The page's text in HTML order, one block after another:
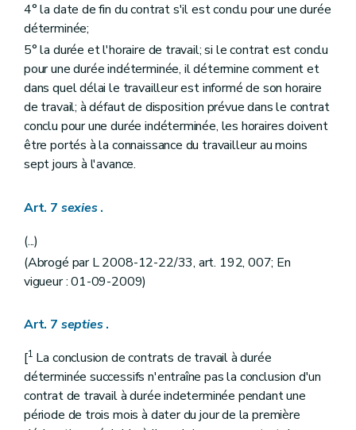
4° la date de fin du contrat s'il est conclu pour une durée
déterminée;
5° la durée et l'horaire de travail; si le contrat est conclu
pour une durée indéterminée, il détermine comment et
dans quel délai le travailleur est informé de son horaire
de travail; à défaut de disposition prévue dans le contrat
conclu pour une durée indéterminée, les horaires doivent
être portés à la connaissance du travailleur au moins
sept jours à l'avance.
Art. 7 sexies.
(...)
(Abrogé par L 2008-12-22/33, art. 192, 007; En
vigueur : 01-09-2009)
Art. 7 septies.
[1 La conclusion de contrats de travail à durée
déterminée successifs n'entraîne pas la conclusion d'un
contrat de travail à durée indeterminée pendant une
période de trois mois à dater du jour de la première